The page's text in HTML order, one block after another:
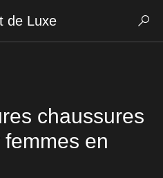
de Luxe
chaussures
en